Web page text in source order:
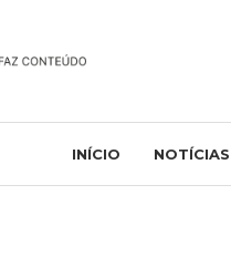
INÍCIO NOTÍCIAS